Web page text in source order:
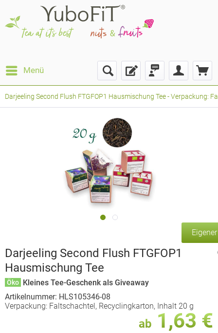
Menü
Darjeeling Second Flush FTGFOP1 Hausmischung Tee - Verpackung:
Darjeeling Second Flush FTGFOP1
Hausmischung Tee
Öko Kleines Tee-Geschenk als Giveaway
Artikelnummer: HLS105346-08
Verpackung: Faltschachtel, Recyclingkarton, Inhalt 20 g
ab 1,63 €